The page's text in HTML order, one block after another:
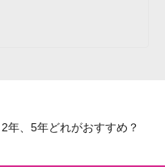
年、5年どれがおすすめ？